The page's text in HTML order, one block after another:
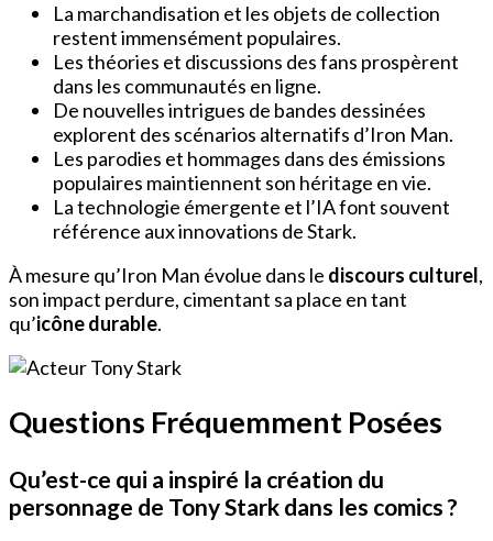
La marchandisation et les objets de collection
restent immensément populaires.
Les théories et discussions des fans prospèrent
dans les communautés en ligne.
De nouvelles intrigues de bandes dessinées
explorent des scénarios alternatifs d’Iron Man.
Les parodies et hommages dans des émissions
populaires maintiennent son héritage en vie.
La technologie émergente et l’IA font souvent
référence aux innovations de Stark.
À mesure qu’Iron Man évolue dans le discours culturel,
son impact perdure, cimentant sa place en tant
qu’icône durable.
Questions Fréquemment Posées
Qu’est-ce qui a inspiré la création du
personnage de Tony Stark dans les comics ?